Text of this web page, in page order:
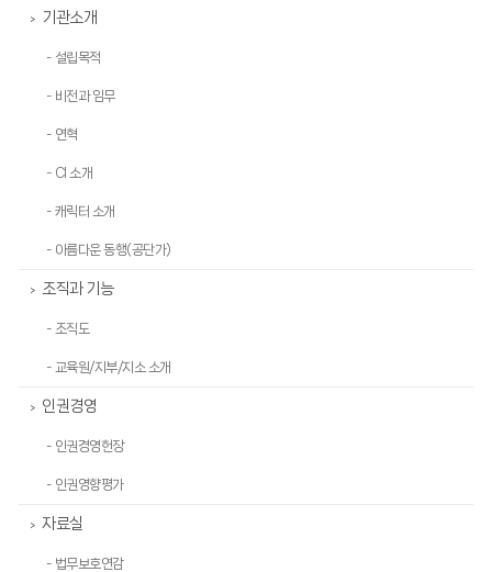
> 기관소개
- 설립목적
- 비전과 임무
- 연혁
- CI 소개
- 캐릭터 소개
- 아름다운 동행(공단가)
> 조직과 기능
- 조직도
- 교육원/지부/지소 소개
> 인권경영
- 인권경영헌장
- 인권영향평가
> 자료실
- 법무보호연감